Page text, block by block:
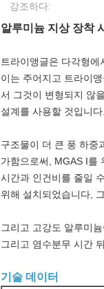
강조하다:
알루미늄 지상 장착
트라이앵글은 다각형
이는 주어지고 트라이
서 그것이 변형되지 않
설계를 사용할 것입니다.
구조물이 더 큰 풍 하중
가함으로써, MGAS I를
시간과 인건비를 줄일
위해 설치되었습니다,
그리고 고강도 알루미
그리고 염수분무 시간
기술 데이터